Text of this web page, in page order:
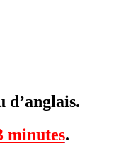
d’anglais.
minutes.